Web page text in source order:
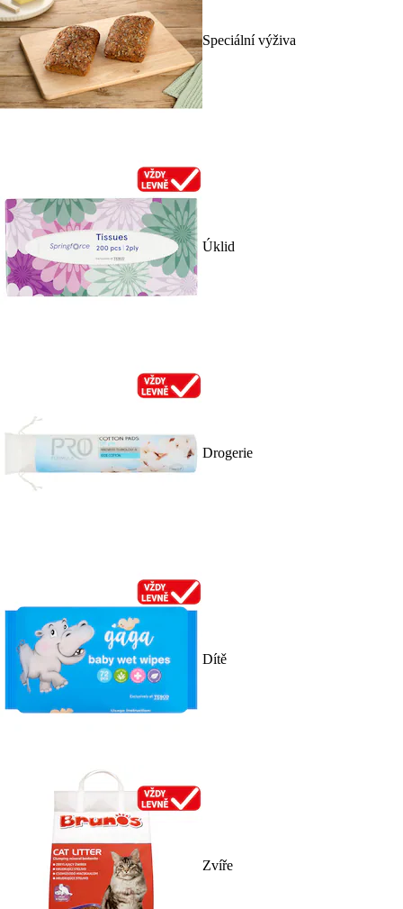
Speciální výživa
Úklid
Drogerie
Dítě
Zvíře